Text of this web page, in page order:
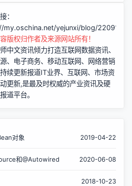
：
my.oschina.net/yejunxi/blog/2209101
版权归作者及来源网站所有！
中文资讯倾力打造互联网数据资讯、
、电子商务、移动互联网、网络营销
续更新报道IT业界、互联网、市场资
更新,是最及时权威的产业资讯及硬
道平台。
对象 2019-04-22
和@Autowired 2020-06-08
2018-10-23